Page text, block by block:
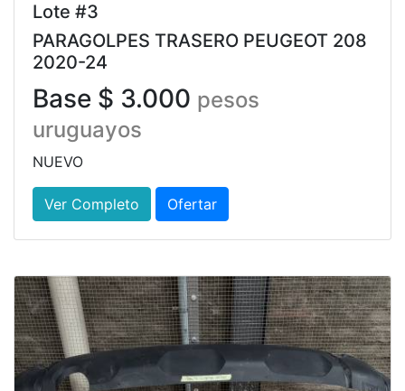
Lote #3
PARAGOLPES TRASERO PEUGEOT 208
2020-24
Base $ 3.000 pesos
uruguayos
NUEVO
Ver Completo Ofertar